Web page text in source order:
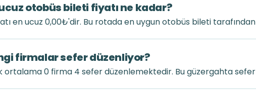
otobüs bileti fiyatı ne kadar?
en ucuz 0,00₺'dir. Bu rotada en uygun otobüs bileti tarafından
firmalar sefer düzenliyor?
ortalama 0 firma 4 sefer düzenlemektedir. Bu güzergahta